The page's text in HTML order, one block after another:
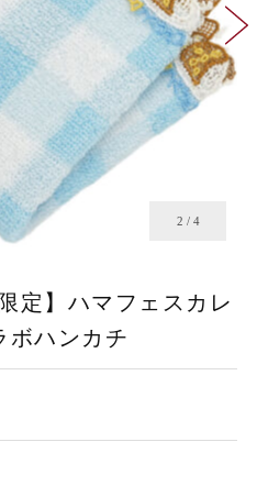
2 / 4
定】ハマフェスカレ
ボハンカチ